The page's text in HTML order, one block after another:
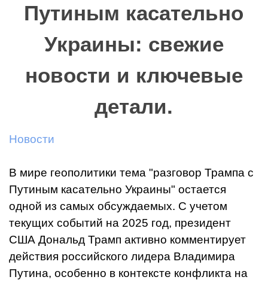
Путиным касательно
Украины: свежие
новости и ключевые
детали.
Новости
В мире геополитики тема "разговор Трампа с
Путиным касательно Украины" остается
одной из самых обсуждаемых. С учетом
текущих событий на 2025 год, президент
США Дональд Трамп активно комментирует
действия российского лидера Владимира
Путина, особенно в контексте конфликта на